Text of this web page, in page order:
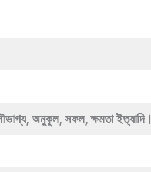
অনুকূল, সফল, ক্ষমতা ইত্যাদি।